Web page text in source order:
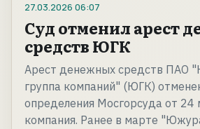
27.03.2026 06:07
Суд отменил арест
средств ЮГК
Арест денежных средств ПАО
группа компаний" (ЮГК)
определения Мосгорсуда от 24
компания. Ранее в марте